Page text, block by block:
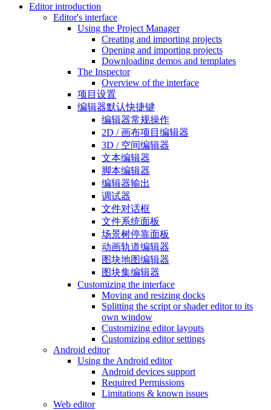
Editor introduction
Editor's interface
Using the Project Manager
Creating and importing projects
Opening and importing projects
Downloading demos and templates
The Inspector
Overview of the interface
项目设置
编辑器默认快捷键
编辑器常规操作
2D / 画布项目编辑器
3D / 空间编辑器
文本编辑器
脚本编辑器
编辑器输出
调试器
文件对话框
文件系统面板
场景树停靠面板
动画轨道编辑器
图块地图编辑器
图块集编辑器
Customizing the interface
Moving and resizing docks
Splitting the script or shader editor to its
own window
Customizing editor layouts
Customizing editor settings
Android editor
Using the Android editor
Android devices support
Required Permissions
Limitations & known issues
Web editor